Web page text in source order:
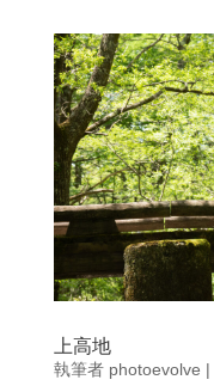
上高地
執筆者 photoevolve |